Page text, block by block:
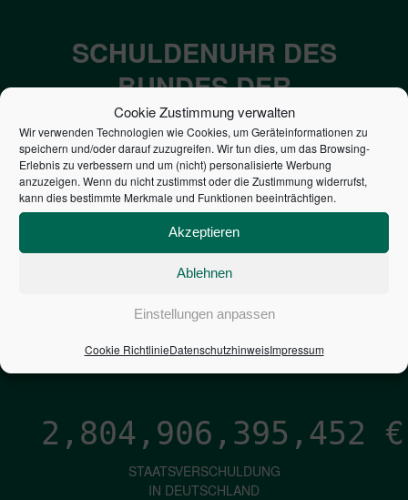
Cookie Zustimmung verwalten
Wir verwenden Technologien wie Cookies, um Geräteinformationen zu
speichern und/oder darauf zuzugreifen. Wir tun dies, um das Browsing-
Erlebnis zu verbessern und um (nicht) personalisierte Werbung
anzuzeigen. Wenn du nicht zustimmst oder die Zustimmung widerrufst,
kann dies bestimmte Merkmale und Funktionen beeinträchtigen.
Akzeptieren
Ablehnen
Einstellungen anpassen
Cookie RichtlinieDatenschutzhinweisImpressum
SCHULDENUHR DES
BUNDES DER
STEUERZAHLER
7,052€
NEUVERSCHULDUNG
PRO SEKUNDE
1,601€
PRO SEKUNDE
2,804,906,396,298 €
STAATSVERSCHULDUNG
IN DEUTSCHLAND